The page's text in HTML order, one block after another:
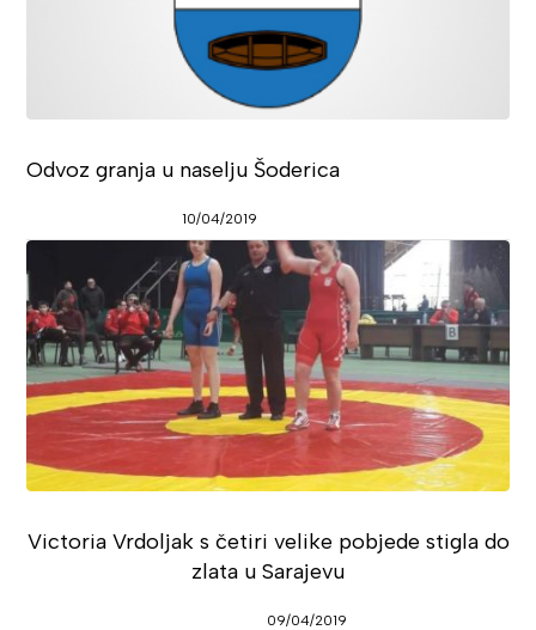
Odvoz granja u naselju Šoderica
10/04/2019
Victoria Vrdoljak s četiri velike pobjede stigla do
zlata u Sarajevu
09/04/2019